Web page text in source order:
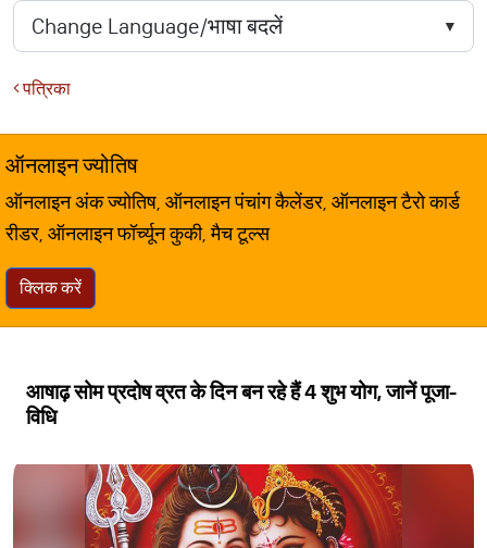
पत्रिका
ऑनलाइन ज्योतिष
ऑनलाइन अंक ज्योतिष, ऑनलाइन पंचांग कैलेंडर, ऑनलाइन टैरो कार्ड
रीडर, ऑनलाइन फॉर्च्यून कुकी, मैच टूल्स
क्लिक करें
आषाढ़ सोम प्रदोष व्रत के दिन बन रहे हैं 4 शुभ योग, जानें पूजा-
विधि